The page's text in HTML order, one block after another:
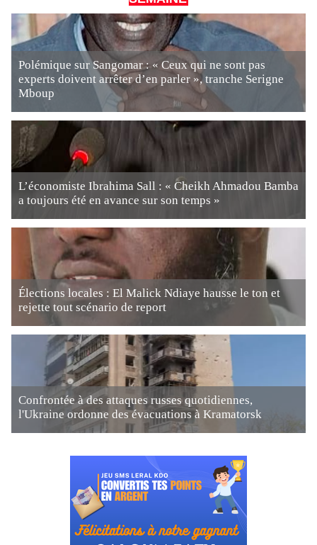
Polémique sur Sangomar : « Ceux qui ne sont pas
experts doivent arrêter d’en parler », tranche Serigne
Mboup
L’économiste Ibrahima Sall : « Cheikh Ahmadou Bamba
a toujours été en avance sur son temps »
Élections locales : El Malick Ndiaye hausse le ton et
rejette tout scénario de report
Confrontée à des attaques russes quotidiennes,
l'Ukraine ordonne des évacuations à Kramatorsk